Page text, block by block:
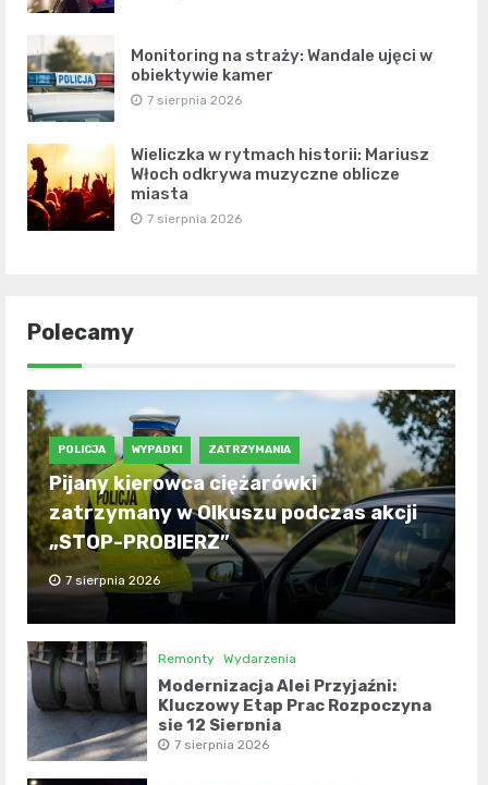
Monitoring na straży: Wandale ujęci w
obiektywie kamer
7 sierpnia 2026
Wieliczka w rytmach historii: Mariusz
Włoch odkrywa muzyczne oblicze
miasta
7 sierpnia 2026
Polecamy
POLICJA WYPADKI ZATRZYMANIA
Pijany kierowca ciężarówki
zatrzymany w Olkuszu podczas akcji
„STOP-PROBIERZ”
7 sierpnia 2026
Remonty Wydarzenia
Modernizacja Alei Przyjaźni:
Kluczowy Etap Prac Rozpoczyna
się 12 Sierpnia
7 sierpnia 2026